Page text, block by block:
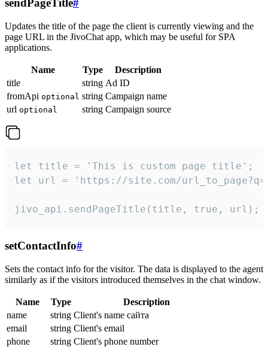
sendPageTitle#
Updates the title of the page the client is currently viewing and the
page URL in the JivoChat app, which may be useful for SPA
applications.
Name Type
Description
title
string Ad ID
fromApi optional string Campaign name
url optional string Campaign source
let title = 'This is custom page title';
let url = 'https://site.com/
jivo_api.sendPageTitle(title, true, url);
setContactInfo#
Sets the contact info for the visitor. The data is displayed to the agent
similarly as if the visitors introduced themselves in the chat window.
Name Type
Description
name
string Client's name сайта
email
string Client's email
phone
string Client's phone number